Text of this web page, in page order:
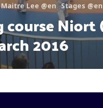
Maitre Lee @en Stages @en
Niort
2016